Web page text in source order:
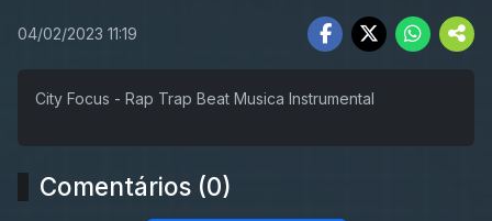
04/02/2023 11:19
City Focus - Rap Trap Beat Musica Instrumental
Comentários (0)